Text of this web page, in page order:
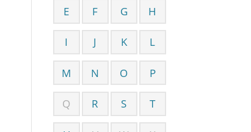
E F G H
I J K L
M N O P
Q R S T